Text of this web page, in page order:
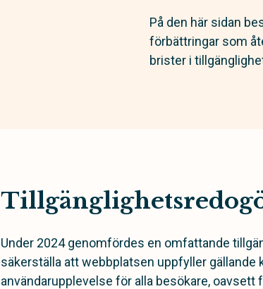
På den här sidan
förbättringar som
brister i
Under 2024 genomfördes en omfattande
säkerställa att webbplatsen uppfyller gällande
användarupplevelse för alla besökare, oavsett